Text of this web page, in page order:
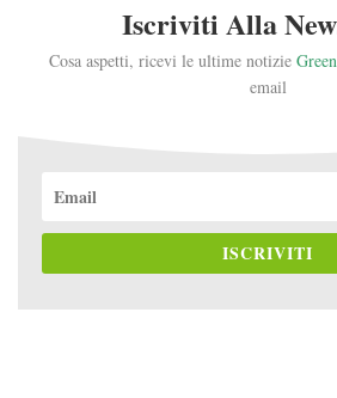
Iscriviti Alla
Cosa aspetti, ricevi le ultime notizie Green
email
ISCRIVITI